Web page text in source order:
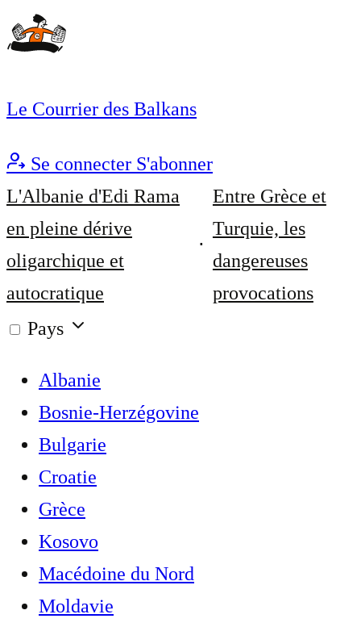
Le Courrier des Balkans
Se connecter S'abonner
L'Albanie d'Edi Rama
en pleine dérive
oligarchique et
autocratique
Entre Grèce et
Turquie, les
dangereuses
provocations
Pays
Albanie
Bosnie-Herzégovine
Bulgarie
Croatie
Grèce
Kosovo
Macédoine du Nord
Moldavie